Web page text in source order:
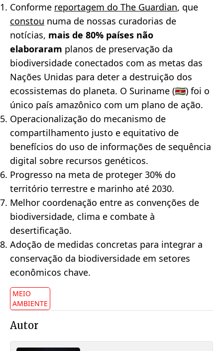
Conforme reportagem do The Guardian, que
constou numa de nossas curadorias de
notícias, mais de 80% países não
elaboraram planos de preservação da
biodiversidade conectados com as metas das
Nações Unidas para deter a destruição dos
ecossistemas do planeta. O Suriname (🇸🇷) foi o
único país amazônico com um plano de ação.
Operacionalização do mecanismo de
compartilhamento justo e equitativo de
benefícios do uso de informações de sequência
digital sobre recursos genéticos.
Progresso na meta de proteger 30% do
território terrestre e marinho até 2030.
Melhor coordenação entre as convenções de
biodiversidade, clima e combate à
desertificação.
Adoção de medidas concretas para integrar a
conservação da biodiversidade em setores
econômicos chave.
MEIO
AMBIENTE
Autor